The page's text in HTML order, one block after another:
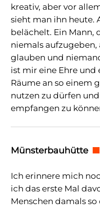
kreativ, aber vor
sieht man ihn heute.
belächelt. Ein Mann,
niemals aufzugeben,
glauben und
ist mir eine Ehre
Räume an so einem
nutzen zu dürfen
empfangen zu
Münsterbauhütte
Ich erinnere mich
ich das erste Mal
Menschen damals